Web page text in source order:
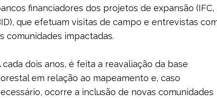
financiadores dos projetos de expansão (IFC,
que efetuam visitas de campo e entrevistas
comunidades impactadas.
cada dois anos, é feita a reavaliação da base
em relação ao mapeamento e, caso
ocorre a inclusão de novas comunidades